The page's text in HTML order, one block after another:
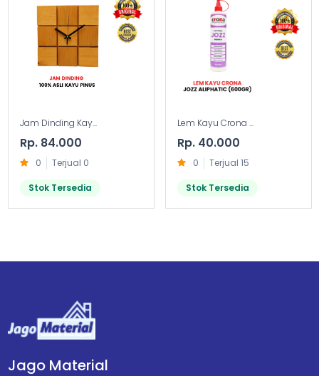
Jam Dinding Kay...
Rp. 84.000
0 Terjual 0
Stok Tersedia
Lem Kayu Crona ...
Rp. 40.000
0 Terjual 15
Stok Tersedia
Jago Material